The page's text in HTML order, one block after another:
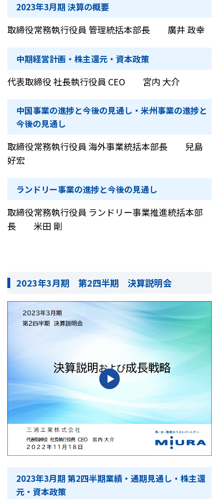
2023年3月期 決算の概要
取締役常務執行役員 管理統括本部長 廣井 政幸
中期経営計画・株主還元・資本政策
代表取締役 社長執行役員 CEO 宮内 大介
中国事業の進捗と今後の見通し・米州事業の進捗と
今後の見通し
取締役常務執行役員 海外事業統括本部長 兒島
好宏
ランドリー事業の進捗と今後の見通し
取締役常務執行役員 ランドリー事業推進統括本部
長 米田 剛
2023年3月期 第2四半期 決算説明会
2023年3月期 第2四半期業績・通期見通し・株主還
元・資本政策